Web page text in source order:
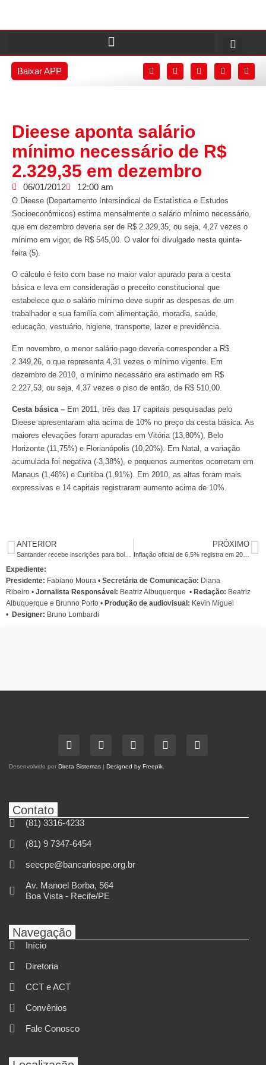
Baixar APP
Dieese aponta salário
mínimo necessário de R$
2.329,35 em dezembro
06/01/2012 12:00 am
O Dieese (Departamento Intersindical de Estatística e Estudos
Socioeconômicos) estima mensalmente o salário mínimo necessário,
que em dezembro deveria ser de R$ 2.329,35, ou seja, 4,27 vezes o
mínimo em vigor, de R$ 545,00. O valor foi divulgado nesta quinta-
feira (5).
O cálculo é feito com base no maior valor apurado para a cesta
básica e leva em consideração o preceito constitucional que
estabelece que o salário mínimo deve suprir as despesas de um
trabalhador e sua família com alimentação, moradia, saúde,
educação, vestuário, higiene, transporte, lazer e previdência.
Em novembro, o menor salário pago deveria corresponder a R$
2.349,26, o que representa 4,31 vezes o mínimo vigente. Em
dezembro de 2010, o mínimo necessário era estimado em R$
2.227,53, ou seja, 4,37 vezes o piso de então, de R$ 510,00.
Cesta básica – Em 2011, três das 17 capitais pesquisadas pelo
Dieese apresentaram alta acima de 10% no preço da cesta básica. As
maiores elevações foram apuradas em Vitória (13,80%), Belo
Horizonte (11,75%) e Florianópolis (10,20%). Em Natal, a variação
acumulada foi negativa (-3,38%), e pequenos aumentos ocorreram em
Manaus (1,48%) e Curitiba (1,91%). Em 2010, as altas foram mais
expressivas e 14 capitais registraram aumento acima de 10%.
ANTERIOR PRÓXIMO
Inflação oficial de 6,5% registra em 2011 maior taxa desde 2004
Expediente:
Presidente: Fabiano Moura • Secretária de Comunicação: Diana
Ribeiro • Jornalista Responsável: Beatriz Albuquerque • Redação: Beatriz
Albuquerque e Brunno Porto • Produção de audiovisual: Kevin Miguel
• Designer: Bruno Lombardi
Desenvolvido por Direta Sistemas | Designed by Freepik
Contato
(81) 3316-4233
(81) 9 7347-6454
seecpe@bancariospe.org.br
Av. Manoel Borba, 564
Boa Vista - Recife/PE
Navegação
Início
Diretoria
CCT e ACT
Convênios
Fale Conosco